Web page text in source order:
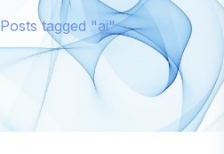
Posts tagged "ai"